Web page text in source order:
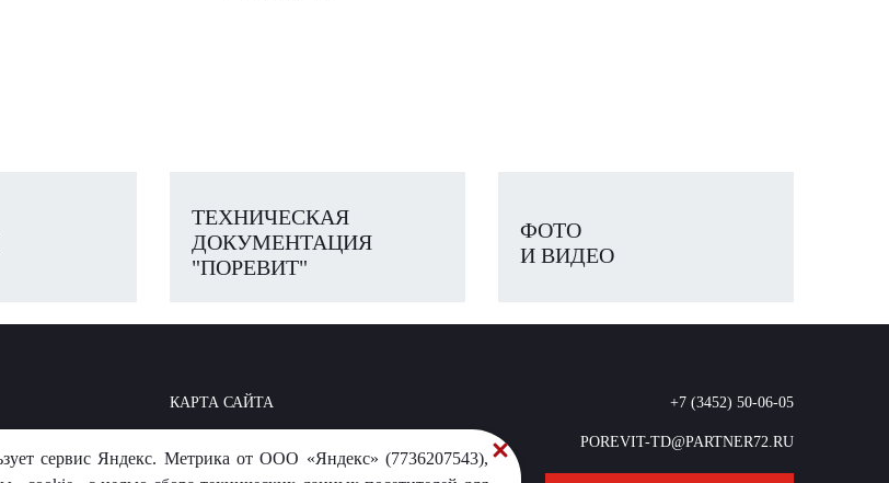
ТЕХНИЧЕСКАЯ
ДОКУМЕНТАЦИЯ
"ПОРЕВИТ"
ФОТО
И ВИДЕО
КАРТА САЙТА +7 (3452) 50-06-05
POREVIT-TD@PARTNER72.RU
сервис Яндекс. Метрика от ООО «Яндекс» (7736207543),